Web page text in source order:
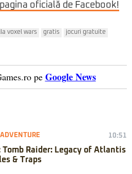
oficială de Facebook!
voxel wars gratis
jocuri gratuite
pe Google News
10:51
Tomb Raider: Legacy of Atlantis
& Traps